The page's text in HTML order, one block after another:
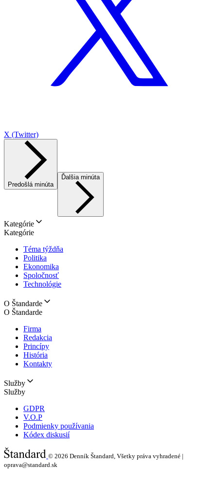
X (Twitter)
Predošlá minúta
Ďalšia minúta
Kategórie
Kategórie
Téma týždňa
Politika
Ekonomika
Spoločnosť
Technológie
O Štandarde
O Štandarde
Firma
Redakcia
Princípy
História
Kontakty
Služby
Služby
GDPR
V.O.P
Podmienky používania
Kódex diskusií
© 2026 Denník Štandard, Všetky práva vyhradené |
oprava@standard.sk